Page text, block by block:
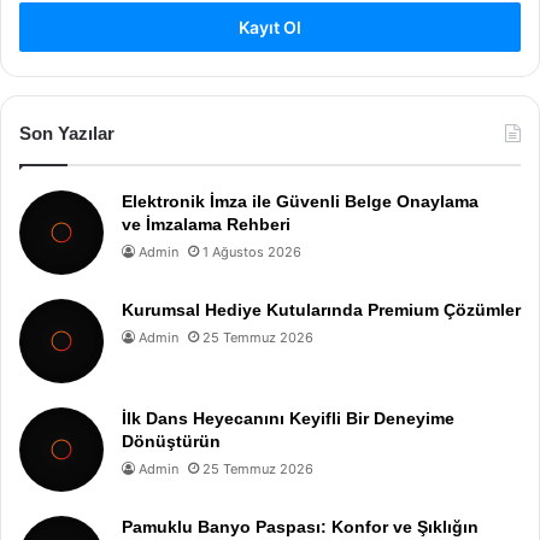
Kayıt Ol
Son Yazılar
Elektronik İmza ile Güvenli Belge Onaylama
ve İmzalama Rehberi
Admin 1 Ağustos 2026
Kurumsal Hediye Kutularında Premium Çözümler
Admin 25 Temmuz 2026
İlk Dans Heyecanını Keyifli Bir Deneyime
Dönüştürün
Admin 25 Temmuz 2026
Pamuklu Banyo Paspası: Konfor ve Şıklığın